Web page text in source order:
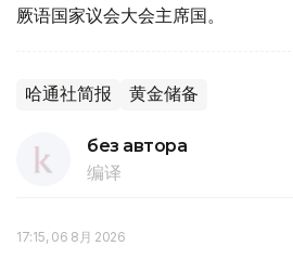
厥语国家议会大会主席国。
哈通社简报 黄金储备
без автора
编译
17:15, 06 8月 2026